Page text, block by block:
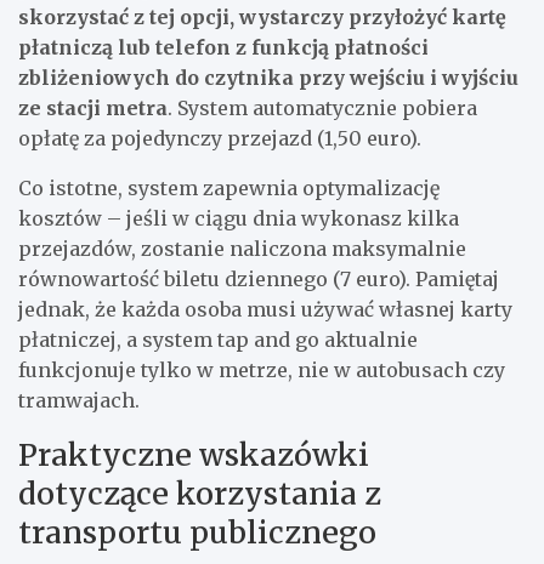
skorzystać z tej opcji, wystarczy przyłożyć kartę
płatniczą lub telefon z funkcją płatności
zbliżeniowych do czytnika przy wejściu i wyjściu
ze stacji metra. System automatycznie pobiera
opłatę za pojedynczy przejazd (1,50 euro).
Co istotne, system zapewnia optymalizację
kosztów – jeśli w ciągu dnia wykonasz kilka
przejazdów, zostanie naliczona maksymalnie
równowartość biletu dziennego (7 euro). Pamiętaj
jednak, że każda osoba musi używać własnej karty
płatniczej, a system tap and go aktualnie
funkcjonuje tylko w metrze, nie w autobusach czy
tramwajach.
Praktyczne wskazówki
dotyczące korzystania z
transportu publicznego